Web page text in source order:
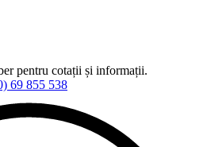
pentru cotații și informații.
69 855 538